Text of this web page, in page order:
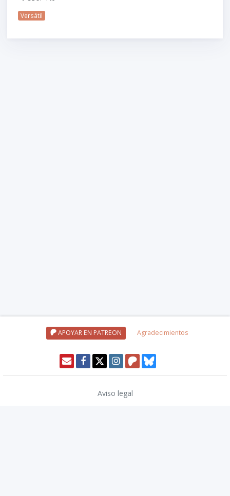
Versátil
APOYAR EN PATREON Agradecimientos
Aviso legal